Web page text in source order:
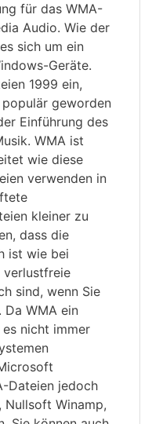
für das WMA-
Audio. Wie der
sich um ein
Geräte.
1999 ein,
geworden
Einführung des
WMA ist
wie diese
verwenden in
kleiner zu
dass die
ist wie bei
verlustfreie
sind, wenn Sie
Da WMA ein
nicht immer
Dateien jedoch
Nullsoft Winamp,